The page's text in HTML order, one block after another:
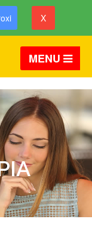
X
MENU